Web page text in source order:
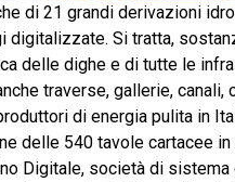
di 21 grandi derivazioni
Si tratta,
delle dighe e di tutte le
traverse, gallerie,
di energia pulita in
delle 540 tavole cartacee
Digitale, società di